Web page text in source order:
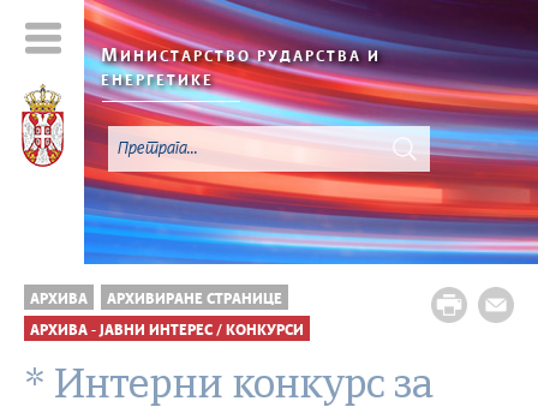
МИНИСТАРСТВО РУДАРСТВА И
ЕНЕРГЕТИКЕ
АРХИВА АРХИВИРАНЕ СТРАНИЦЕ
АРХИВА - ЈАВНИ ИНТЕРЕС / КОНКУРСИ
* Интерни конкурс за